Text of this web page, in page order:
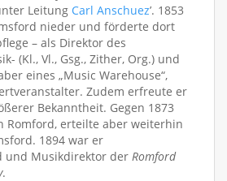
Leitung Carl Anschuez’. 1853
nieder und förderte dort
– als Direktor des
(Kl., Vl., Gsg., Zither, Org.) und
eines „Music Warehouse“,
Zudem erfreute er
Bekanntheit. Gegen 1873
Romford, erteilte aber weiterhin
1894 war er
und Musikdirektor der Romford
.